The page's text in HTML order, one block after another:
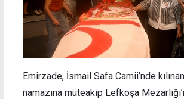
Emirzade, İsmail Safa Camii’nde
namazına müteakip Lefkoşa